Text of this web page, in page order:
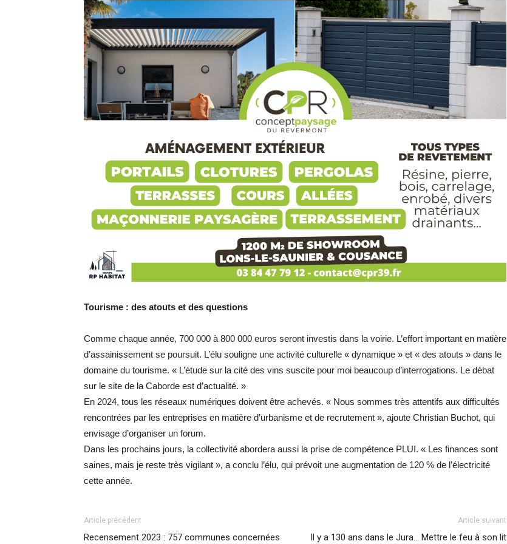
Tourisme : des atouts et des questions
Comme chaque année, 700 000 à 800 000 euros seront investis dans la voirie. L’effort important en matière
d’assainissement se poursuit. L’élu souligne une activité culturelle « dynamique » et « des atouts » dans le
domaine du tourisme. « L’étude sur la cité des vins suscite pour moi beaucoup d’interrogations. Le débat
sur le site de la Caborde est d’actualité. »
En 2024, tous les réseaux numériques doivent être achevés. « Nous sommes très attentifs aux difficultés
rencontrées par les entreprises en matière d’urbanisme et de recrutement », ajoute Christian Buchot, qui
envisage d’organiser un forum.
Dans les prochains jours, la collectivité abordera aussi la prise de compétence PLUI. « Les finances sont
saines, mais je reste très vigilant », a conclu l’élu, qui prévoit une augmentation de 120 % de l’électricité
cette année.
Article précédent
Recensement 2023 : 757 communes concernées
Article suivant
Il y a 130 ans dans le Jura… Mettre le feu à son lit